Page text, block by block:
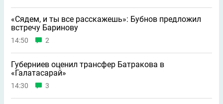
«Сядем, и ты все расскажешь»: Бубнов предложил
встречу Баринову
14:50 2
Губерниев оценил трансфер Батракова в
«Галатасарай»
14:30 3